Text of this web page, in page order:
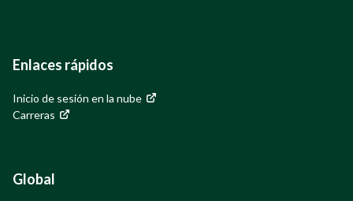
Enlaces rápidos
Inicio de sesión en la nube
Carreras
Global